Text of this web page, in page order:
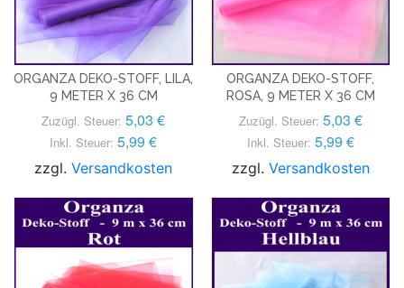
ORGANZA DEKO-STOFF, LILA,
9 METER X 36 CM
Zuzügl. Steuer: 5,03 €
Inkl. Steuer: 5,99 €
zzgl.Versandkosten
ORGANZA DEKO-STOFF,
ROSA, 9 METER X 36 CM
Zuzügl. Steuer: 5,03 €
Inkl. Steuer: 5,99 €
zzgl. Versandkosten